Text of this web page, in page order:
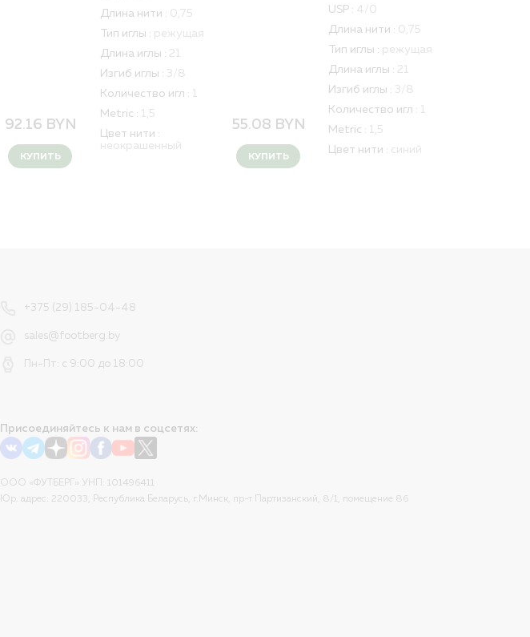
Длина нити : 0,75
Тип иглы : режущая
Длина иглы : 21
Изгиб иглы : 3/8
Количество игл : 1
Metric : 1,5
Цвет нити :
неокрашенный
92.16 BYN
КУПИТЬ
USP : 4/0
Длина нити : 0,75
Тип иглы : режущая
Длина иглы : 21
Изгиб иглы : 3/8
Количество игл : 1
Metric : 1,5
Цвет нити : синий
55.08 BYN
КУПИТЬ
+375 (29) 185-04-48
sales@footberg.by
Пн-Пт: с 9:00 до 18:00
Присоединяйтесь к нам в соцсетях:
ООО «ФУТБЕРГ» УНП: 101496411
Юр. адрес: 220033, Республика Беларусь, г.Минск, пр-т Партизанский, 8/1, помещение 86